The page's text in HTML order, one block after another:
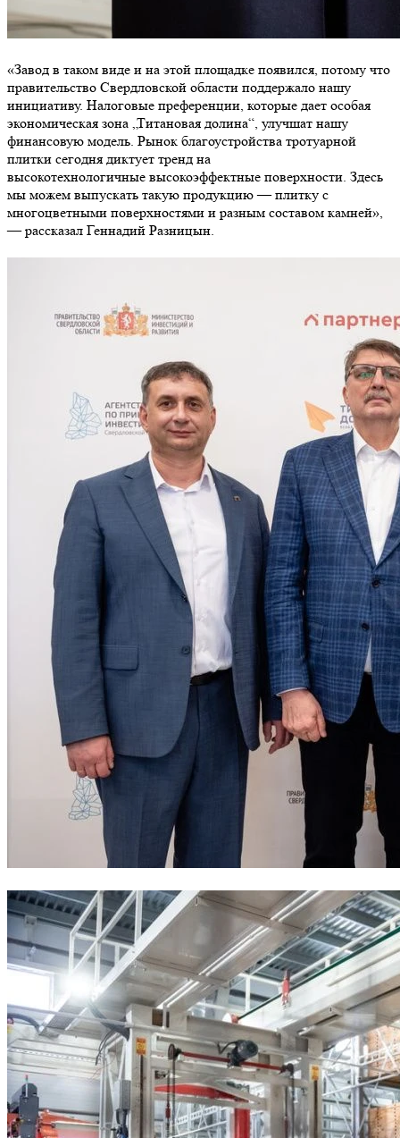
«Завод в таком виде и на этой площадке появился, потому что
правительство Свердловской области поддержало нашу
инициативу. Налоговые преференции, которые дает особая
экономическая зона „Титановая долина“, улучшат нашу
финансовую модель. Рынок благоустройства тротуарной
плитки сегодня диктует тренд на
высокотехнологичные высокоэффектные поверхности. Здесь
мы можем выпускать такую продукцию — плитку с
многоцветными поверхностями и разным составом камней»,
— рассказал Геннадий Разницын.